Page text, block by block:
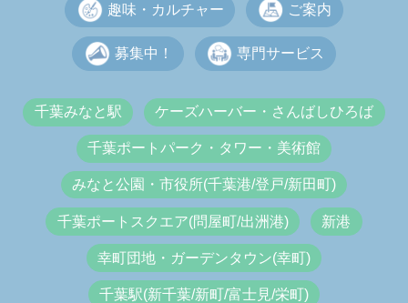
趣味・カルチャー ご案内
募集中！ 専門サービス
千葉みなと駅 ケーズハーバー・さんばしひろば
千葉ポートパーク・タワー・美術館
みなと公園・市役所(千葉港/登戸/新田町)
千葉ポートスクエア(問屋町/出洲港) 新港
幸町団地・ガーデンタウン(幸町)
千葉駅(新千葉/新町/富士見/栄町)